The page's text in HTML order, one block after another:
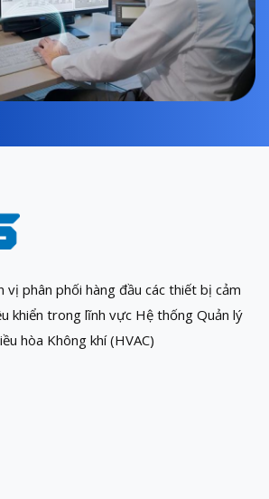
vị phân phối hàng đầu các thiết bị cảm
khiển trong lĩnh vực Hệ thống Quản lý
hòa Không khí (HVAC)